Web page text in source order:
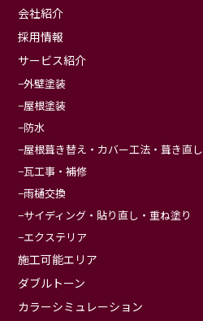
会社紹介
採用情報
サービス紹介
外壁塗装
屋根塗装
防水
屋根葺き替え・カバー工法・葺き直し
瓦工事・補修
雨樋交換
サイディング・貼り直し・重ね塗り
エクステリア
施工可能エリア
ダブルトーン
カラーシミュレーション